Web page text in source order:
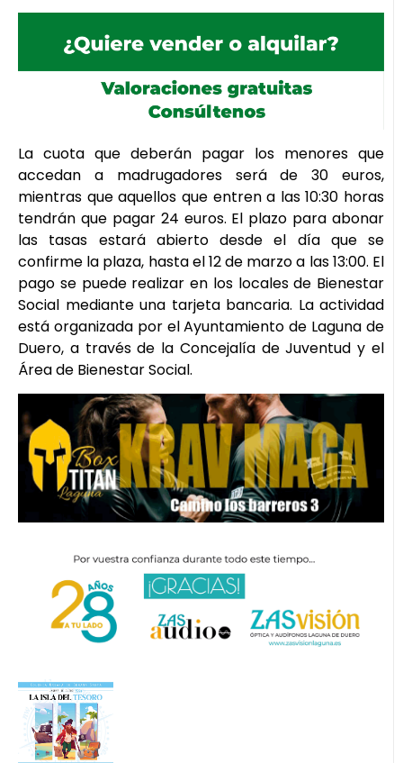
La cuota que deberán pagar los menores que
accedan a madrugadores será de 30 euros,
mientras que aquellos que entren a las 10:30 horas
tendrán que pagar 24 euros. El plazo para abonar
las tasas estará abierto desde el día que se
confirme la plaza, hasta el 12 de marzo a las 13:00. El
pago se puede realizar en los locales de Bienestar
Social mediante una tarjeta bancaria. La actividad
está organizada por el Ayuntamiento de Laguna de
Duero, a través de la Concejalía de Juventud y el
Área de Bienestar Social.